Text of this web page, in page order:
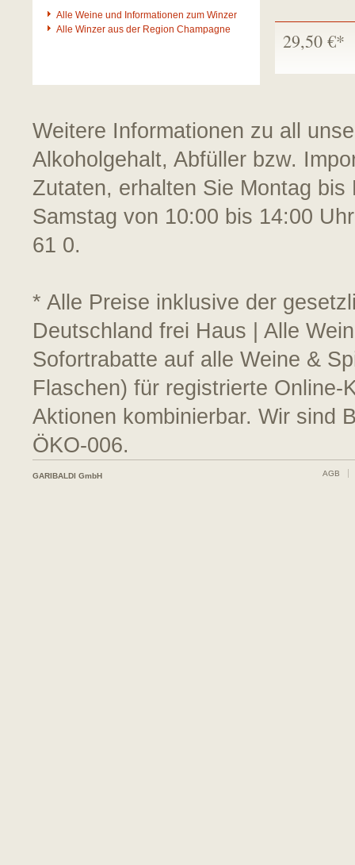
29,50 €*
Alle Weine und Informationen zum Winzer
Alle Winzer aus der Region Champagne
Weitere Informationen zu all
Alkoholgehalt, Abfüller bzw.
Zutaten, erhalten Sie Montag
Samstag von 10:00 bis 14:00
61 0.
* Alle Preise inklusive der
Deutschland frei Haus | Alle
Sofortrabatte auf alle Weine &
Flaschen) für registrierte
Aktionen kombinierbar. Wir sind
ÖKO-006.
GARIBALDI GmbH AGB